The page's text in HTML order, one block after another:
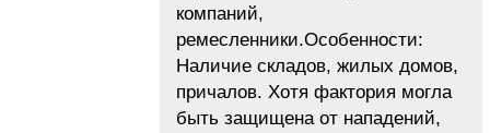
компаний,
ремесленники.Особенности:
Наличие складов, жилых домов,
причалов. Хотя фактория могла
быть защищена от нападений,